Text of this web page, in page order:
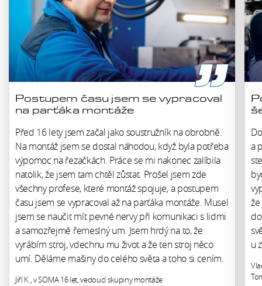
Postupem času jsem se vypracoval
na parťáka montáže
Před 16 lety jsem začal jako soustružník na obrobně.
Na montáž jsem se dostal náhodou, když byla potřeba
výpomoc na řezačkách. Práce se mi nakonec zalíbila
natolik, že jsem tam chtěl zůstat. Prošel jsem zde
všechny profese, které montáž spojuje, a postupem
času jsem se vypracoval až na parťáka montáže. Musel
jsem se naučit mít pevné nervy při komunikaci s lidmi
a samozřejmě řemeslný um. Jsem hrdý na to, že
vyrábím stroj, vdechnu mu život a že ten stroj něco
umí. Děláme mašiny do celého světa a toho si cením.
Jiří K., v SOMA 16 let, vedoucí skupiny montáže
a
u